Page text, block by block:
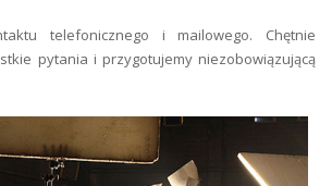
telefonicznego i mailowego. Chętnie
pytania i przygotujemy niezobowiązującą